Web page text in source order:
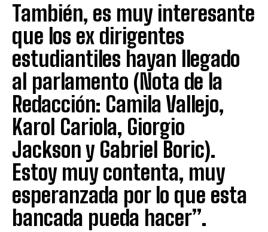
También, es muy interesante
que los ex dirigentes
estudiantiles hayan llegado
al parlamento (Nota de la
Redacción: Camila Vallejo,
Karol Cariola, Giorgio
Jackson y Gabriel Boric).
Estoy muy contenta, muy
esperanzada por lo que esta
bancada pueda hacer”.